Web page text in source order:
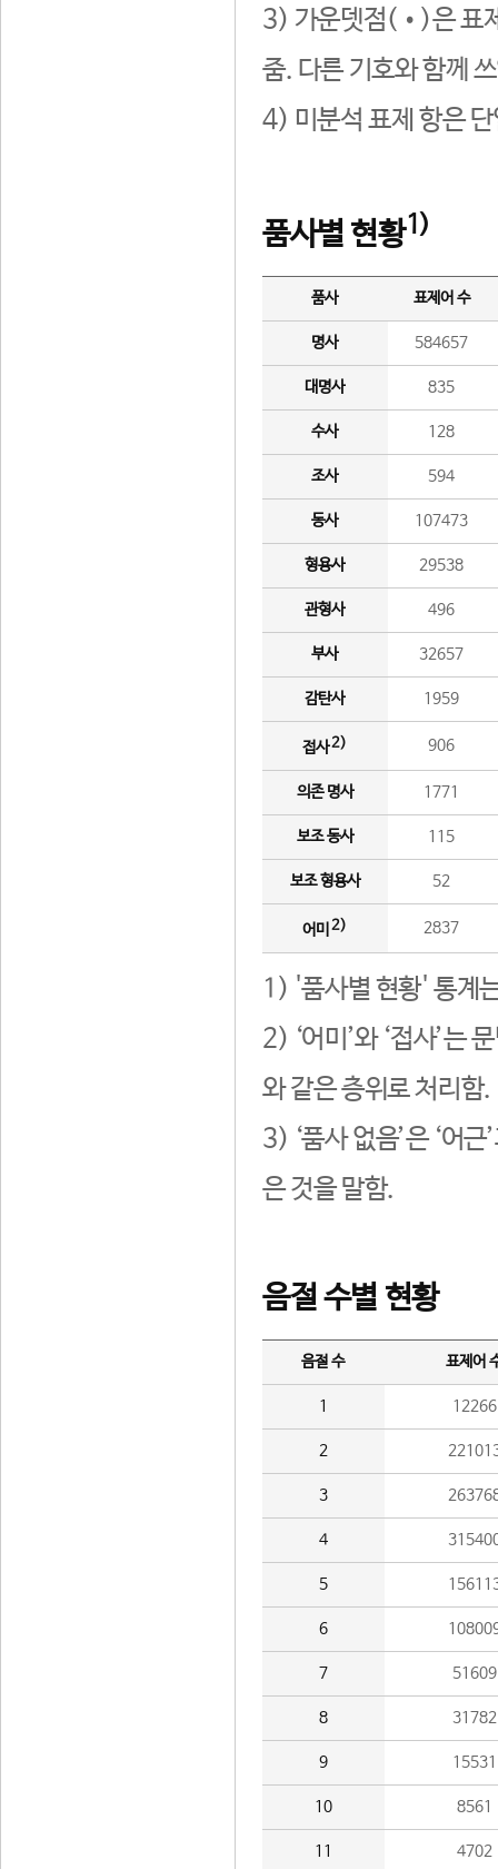
3) 가운뎃점(•)은 표
줌. 다른 기호와 함께
4) 미분석 표제 항은
품사별 현황1)
품사 표제어 수
명사 584657
대명사 835
수사 128
조사 594
동사 107473
형용사 29538
관형사 496
부사 32657
감탄사 1959
접사2) 906
의존 명사 1771
보조 동사 115
보조 형용사 52
어미 2) 2837
1) '품사별 현황' 통계
2) ‘어미’와 ‘접사’는
와 같은 층위로 처리함.
3) ‘품사 없음’은 ‘어
은 것을 말함.
음절 수별 현황
음절 수 표제어
1 12266
2
3
4
5
6
7 51609
8 31782
9 15531
10 8561
11 4702